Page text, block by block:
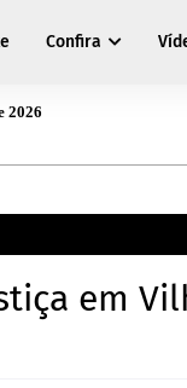
Confira
2026
em